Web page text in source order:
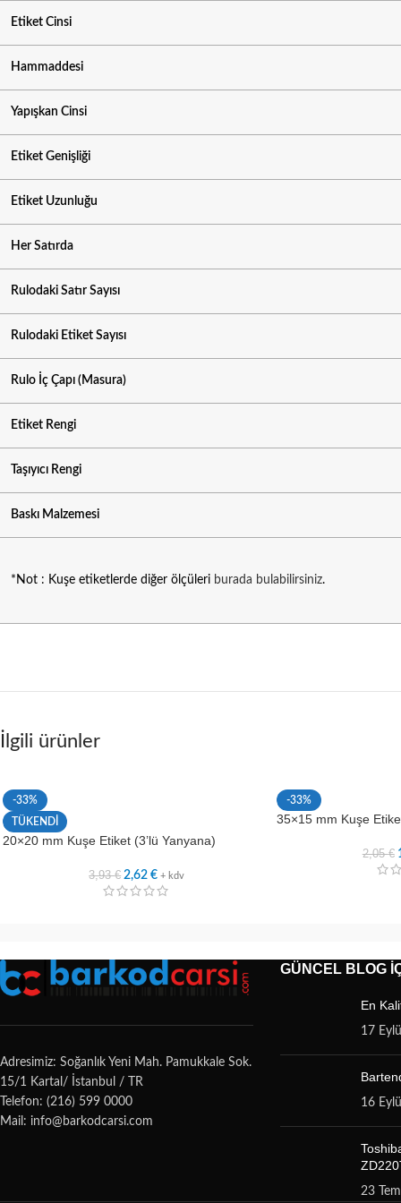
Etiket Cinsi
Hammaddesi
Yapışkan Cinsi
Etiket Genişliği
Etiket Uzunluğu
Her Satırda
Rulodaki Satır Sayısı
Rulodaki Etiket Sayısı
Rulo İç Çapı (Masura)
Etiket Rengi
Taşıyıcı Rengi
Baskı Malzemesi
*Not : Kuşe etiketlerde diğer ölçüleri burada bulabilirsiniz.
İlgili ürünler
-33%
TÜKENDİ
20×20 mm Kuşe Etiket (3’lü Yanyana)
3,93€ 2,62€ + kdv
-33%
35×15 mm Kuşe
2,05€
Adresimiz: Soğanlık Yeni Mah. Pamukkale Sok.
15/1 Kartal/ İstanbul / TR
Telefon: (216) 599 0000
Mail: info@barkodcarsi.com
GÜNCEL BLOG
En
17
16
23